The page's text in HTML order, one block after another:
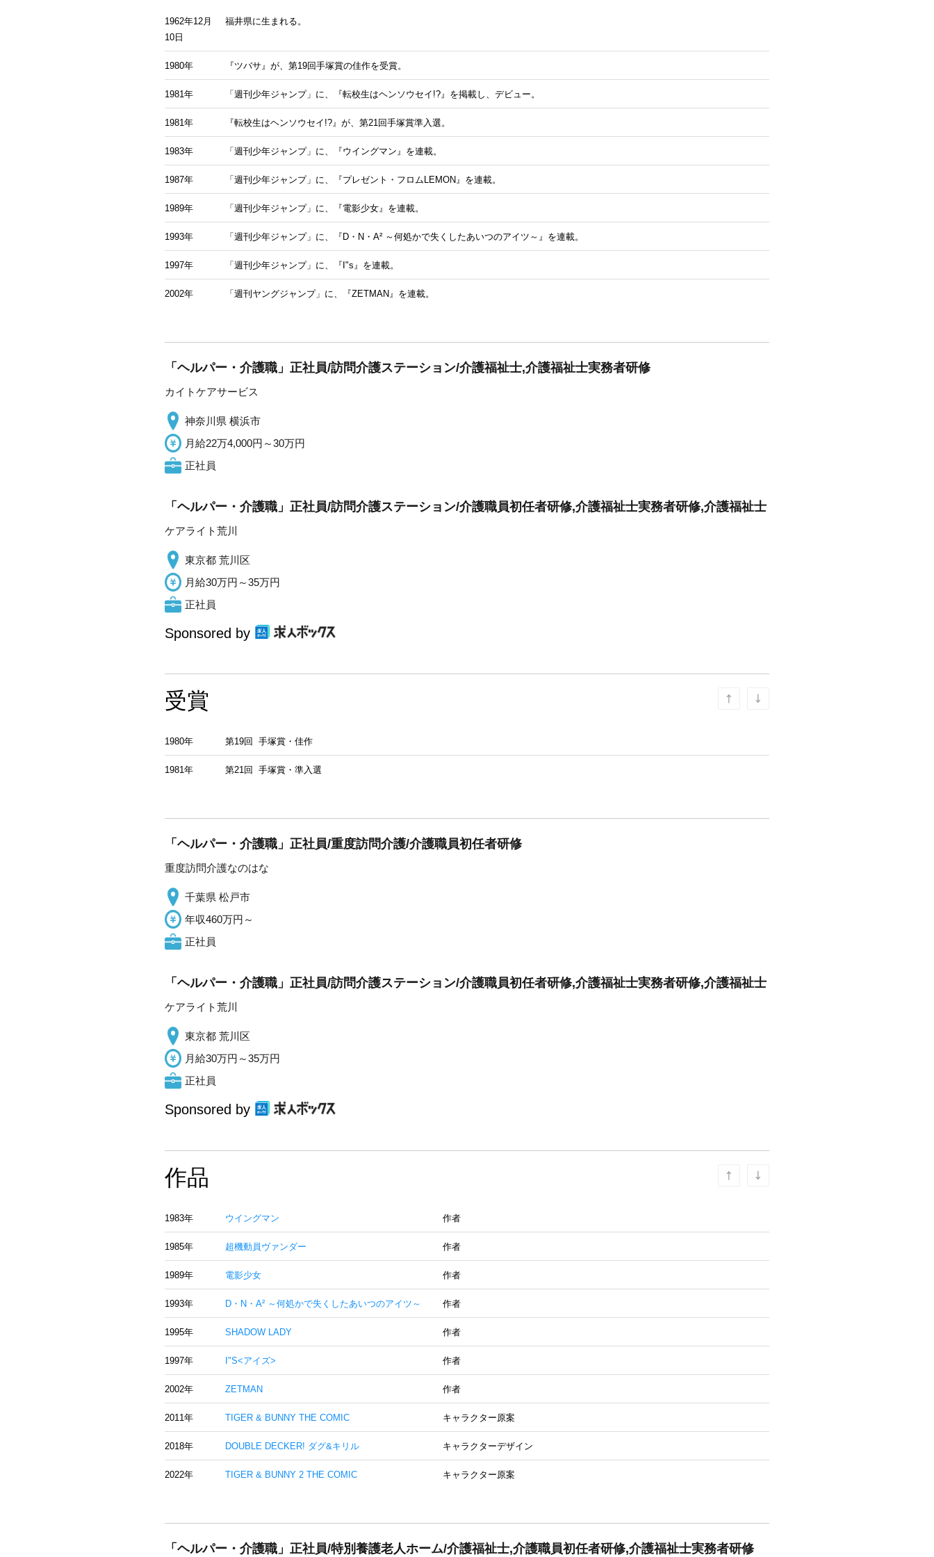
1962年12月
10日
福井県に生まれる。
1980年 『ツバサ』が、第19回手塚賞の佳作を受賞。
1981年 「週刊少年ジャンプ」に、『転校生はヘンソウセイ!?』を掲載し、デビュー。
1981年 『転校生はヘンソウセイ!?』が、第21回手塚賞準入選。
1983年 「週刊少年ジャンプ」に、『ウイングマン』を連載。
1987年 「週刊少年ジャンプ」に、『プレゼント・フロムLEMON』を連載。
1989年 「週刊少年ジャンプ」に、『電影少女』を連載。
1993年 「週刊少年ジャンプ」に、『D・N・A² ～何処かで失くしたあいつのアイツ～』を連載。
1997年 「週刊少年ジャンプ」に、『I"s』を連載。
2002年 「週刊ヤングジャンプ」に、『ZETMAN』を連載。
「ヘルパー・介護職」正社員/訪問介護ステーション/介護福祉士,介護福祉士実務者研修
カイトケアサービス
神奈川県 横浜市
月給22万4,000円～30万円
正社員
「ヘルパー・介護職」正社員/訪問介護ステーション/介護職員初任者研修,介護福祉士実務者研修,介護福祉士
ケアライト荒川
東京都 荒川区
月給30万円～35万円
正社員
Sponsored by
受賞
1980年 第19回 手塚賞・佳作
1981年 第21回 手塚賞・準入選
「ヘルパー・介護職」正社員/重度訪問介護/介護職員初任者研修
重度訪問介護なのはな
千葉県 松戸市
年収460万円～
正社員
「ヘルパー・介護職」正社員/訪問介護ステーション/介護職員初任者研修,介護福祉士実務者研修,介護福祉士
ケアライト荒川
東京都 荒川区
月給30万円～35万円
正社員
Sponsored by
作品
1983年 ウイングマン 作者
1985年 超機動員ヴァンダー 作者
1989年 電影少女 作者
1993年 D・N・A² ～何処かで失くしたあいつのアイツ～ 作者
1995年 SHADOW LADY 作者
1997年 I"S<アイズ> 作者
2002年 ZETMAN 作者
2011年 TIGER & BUNNY THE COMIC キャラクター原案
2018年 DOUBLE DECKER! ダグ&キリル キャラクターデザイン
2022年 TIGER & BUNNY 2 THE COMIC キャラクター原案
「ヘルパー・介護職」正社員/特別養護老人ホーム/介護福祉士,介護職員初任者研修,介護福祉士実務者研修